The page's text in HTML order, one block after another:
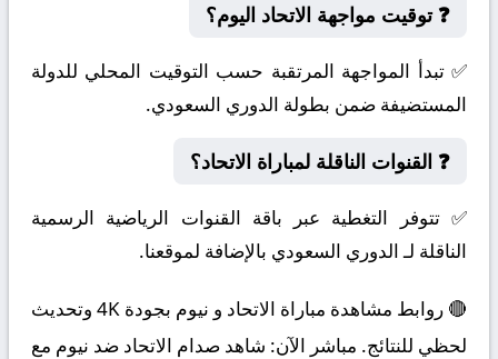
❓ توقيت مواجهة الاتحاد اليوم؟
✅ تبدأ المواجهة المرتقبة حسب التوقيت المحلي للدولة
المستضيفة ضمن بطولة الدوري السعودي.
❓ القنوات الناقلة لمباراة الاتحاد؟
✅ تتوفر التغطية عبر باقة القنوات الرياضية الرسمية
الناقلة لـ الدوري السعودي بالإضافة لموقعنا.
🔴 روابط مشاهدة مباراة الاتحاد و نيوم بجودة 4K وتحديث
لحظي للنتائج. مباشر الآن: شاهد صدام الاتحاد ضد نيوم مع